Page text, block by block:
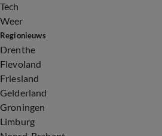
Tech
Weer
Regionieuws
Drenthe
Flevoland
Friesland
Gelderland
Groningen
Limburg